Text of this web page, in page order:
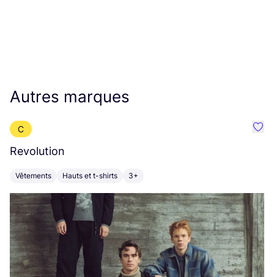
Autres marques
C
Revolution
Vêtements Hauts et t-shirts 3+